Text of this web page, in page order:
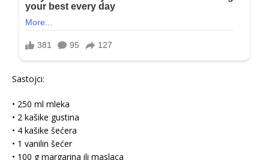
Sastojci:
• 250 ml mleka
• 2 kašike gustina
• 4 kašike šećera
• 1 vanilin šećer
• 100 g margarina ili maslaca